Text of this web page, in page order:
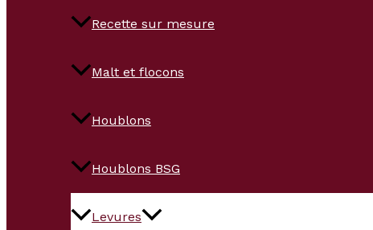
Recette sur mesure
Malt et flocons
Houblons
Houblons BSG
Levures